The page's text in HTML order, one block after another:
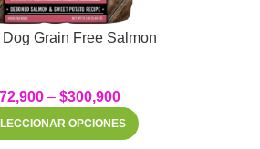
Dog Grain Free Salmon
72,900 – $300,900
OPCIONES